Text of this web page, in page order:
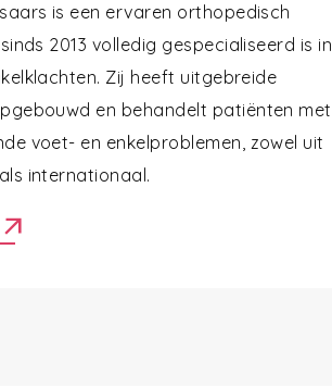
is een ervaren orthopedisch
2013 volledig gespecialiseerd is in
Zij heeft uitgebreide
en behandelt patiënten met
voet- en enkelproblemen, zowel uit
internationaal.
arrow_outward